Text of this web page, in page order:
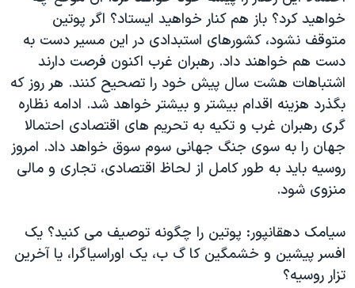
خواهید کرد؟ باز هم کنار خواهید ایستاد؟ اگر پوتین
متوقف نشود، کشورهای استبدادی در این مسیر دست به
دست هم خواهند داد. رهبران غرب اکنون فرصت دارند
اشتباهات هشت سال پیش خود را تصحیح کنند. هر روز که
بگذرد هزینه اقدام بیشتر و بیشتر خواهد شد. ادامه نظاره
گری رهبران غرب و تکیه به تحریم های اقتصادی احتمالا
جهان را به سوی جنگ جهانی سوم سوق خواهد داد. امروز
روسیه باید به طور کامل از لحاظ اقتصادی، تجاری و مالی
منزوی شود.
سیامک دهقانپور: پوتین را چگونه توصیف می کنید؟ یک
افسر پیشین و خشمگین کا گ ب، یک اوراسیاگرا، یا آخرین
تزار روسیه؟